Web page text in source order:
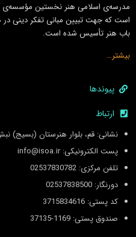
مدرسه‌ی اسلامى هنر نخستين مؤسسه‌ی
است كه جهت تبيين مبانى تفكر دينى
باب هنر تأسيس شده است.
بیشتر…
پیوندها
ارتباط
نشانی: قم، بلوار هنرستان (بسیج) نبش کوچه 20،
پست الکترونیکی: info@isoa.ir
تلفن مرکزی: 02537830782
دورنگار: 02537838500
کد پستی: 3715834616
صندوق پستی: 1169-37135